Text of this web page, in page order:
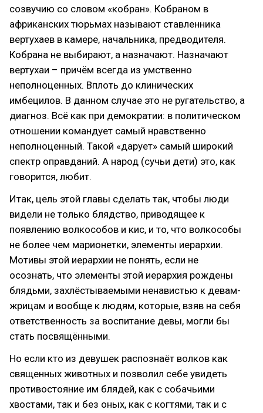
созвучию со словом «кобран». Кобраном в
африканских тюрьмах называют ставленника
вертухаев в камере, начальника, предводителя.
Кобрана не выбирают, а назначают. Назначают
вертухаи – причём всегда из умственно
неполноценных. Вплоть до клинических
имбецилов. В данном случае это не ругательство, а
диагноз. Всё как при демократии: в политическом
отношении командует самый нравственно
неполноценный. Такой «дарует» самый широкий
спектр оправданий. А народ (сучьи дети) это, как
говорится, любит.
Итак, цель этой главы сделать так, чтобы люди
видели не только блядство, приводящее к
появлению волкособов и кис, и то, что волкособы
не более чем марионетки, элементы иерархии.
Мотивы этой иерархии не понять, если не
осознать, что элементы этой иерархия рождены
блядьми, захлёстываемыми ненавистью к девам-
жрицам и вообще к людям, которые, взяв на себя
ответственность за воспитание девы, могли бы
стать посвящёнными.
Но если кто из девушек распознаёт волков как
священных животных и позволил себе увидеть
противостояние им блядей, как с собачьими
хвостами, так и без оных, как с когтями, так и с